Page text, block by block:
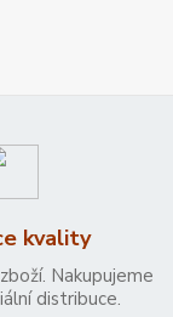
kvality
Nakupujeme
distribuce.